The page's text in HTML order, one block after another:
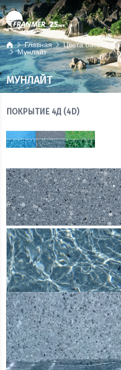
Главная Цвета бассейнов
Мунлайт
МУНЛАЙТ
ПОКРЫТИЕ 4Д (4D)